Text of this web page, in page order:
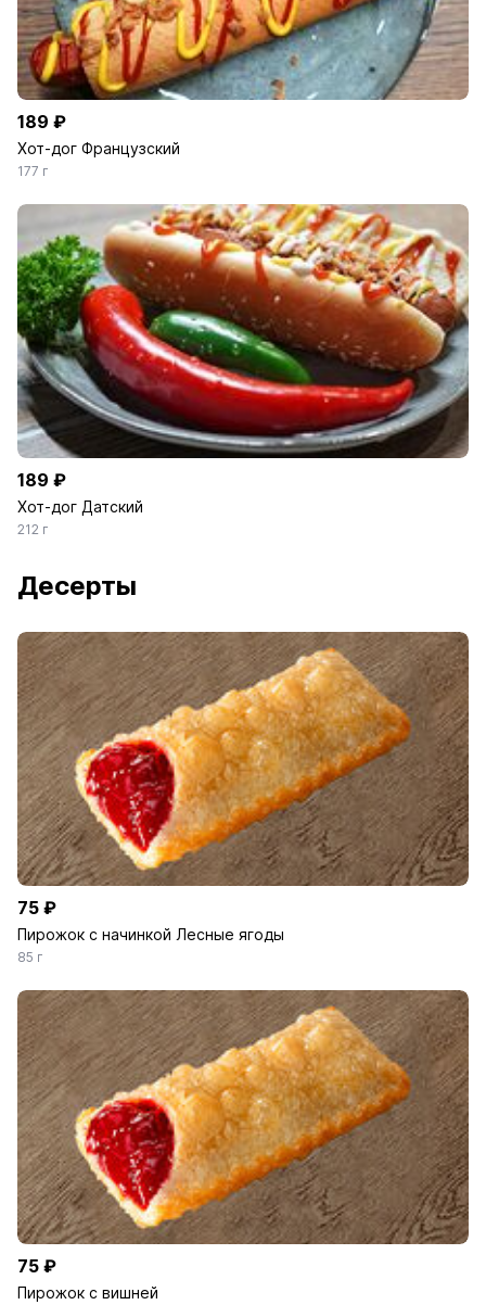
189 ₽
Хот-дог Французский
177 г
189 ₽
Хот-дог Датский
212 г
Десерты
75 ₽
Пирожок с начинкой Лесные ягоды
85 г
75 ₽
Пирожок с вишней